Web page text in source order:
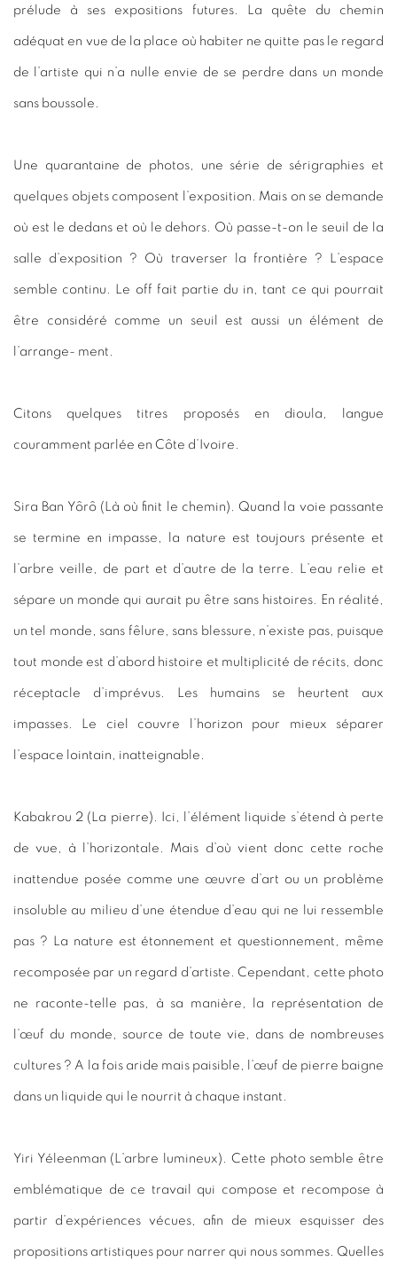
prélude à ses expositions futures. La quête du chemin
adéquat en vue de la place où habiter ne quitte pas le regard
de l’artiste qui n’a nulle envie de se perdre dans un monde
sans boussole.
Une quarantaine de photos, une série de sérigraphies et
quelques objets composent l’exposition. Mais on se demande
où est le dedans et où le dehors. Où passe-t-on le seuil de la
salle d’exposition ? Où traverser la frontière ? L’espace
semble continu. Le off fait partie du in, tant ce qui pourrait
être considéré comme un seuil est aussi un élément de
l’arrange- ment.
Citons quelques titres proposés en dioula, langue
couramment parlée en Côte d’Ivoire.
Sira Ban Yôrô (Là où finit le chemin). Quand la voie passante
se termine en impasse, la nature est toujours présente et
l’arbre veille, de part et d’autre de la terre. L’eau relie et
sépare un monde qui aurait pu être sans histoires. En réalité,
un tel monde, sans fêlure, sans blessure, n’existe pas, puisque
tout monde est d’abord histoire et multiplicité de récits, donc
réceptacle d’imprévus. Les humains se heurtent aux
impasses. Le ciel couvre l’horizon pour mieux séparer
l’espace lointain, inatteignable.
Kabakrou 2 (La pierre). Ici, l’élément liquide s’étend à perte
de vue, à l’horizontale. Mais d’où vient donc cette roche
inattendue posée comme une œuvre d’art ou un problème
insoluble au milieu d’une étendue d’eau qui ne lui ressemble
pas ? La nature est étonnement et questionnement, même
recomposée par un regard d’artiste. Cependant, cette photo
ne raconte-telle pas, à sa manière, la représentation de
l’œuf du monde, source de toute vie, dans de nombreuses
cultures ? A la fois aride mais paisible, l’œuf de pierre baigne
dans un liquide qui le nourrit à chaque instant.
Yiri Yéleenman (L’arbre lumineux). Cette photo semble être
emblématique de ce travail qui compose et recompose à
partir d’expériences vécues, afin de mieux esquisser des
propositions artistiques pour narrer qui nous sommes. Quelles